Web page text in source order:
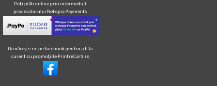
Poţi plăti online prin intermediul
procesatorului Netopia Payments
Urmăreşte-ne pe facebook pentru a fi la
curent cu promoţiile PrintreCarti.ro